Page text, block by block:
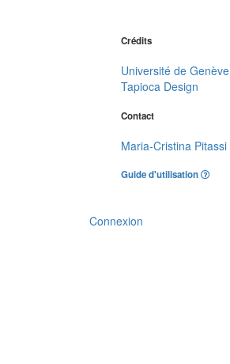
Crédits
Université de Genève
Tapioca Design
Contact
Maria-Cristina Pitassi
Guide d'utilisation
Connexion